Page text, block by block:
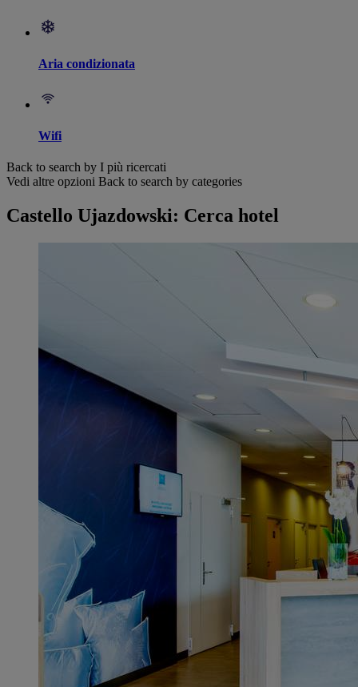
Aria condizionata
Wifi
Back to search by I più ricercati
Vedi altre opzioni Back to search by categories
Castello Ujazdowski: Cerca hotel